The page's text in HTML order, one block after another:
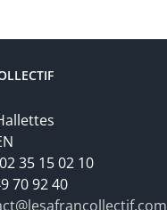
35 15 02 10
70 92 40